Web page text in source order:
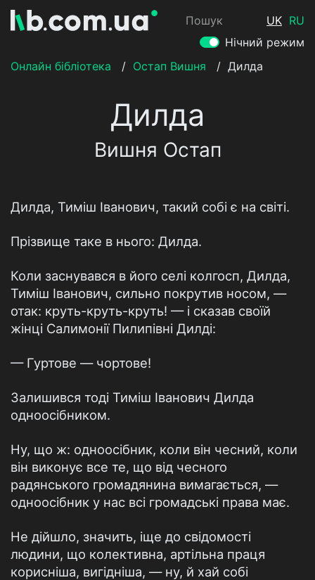
Пошук UK RU
Нічний режим
Онлайн бібліотека
/ Остап Вишня / Дилда
Дилда
Вишня Остап
Дилда, Тимiш Iванович, такий собi є на свiтi.
Прiзвище таке в нього: Дилда.
Коли заснувався в його селi колгосп, Дилда,
Тимiш Iванович, сильно покрутив носом, —
отак: круть-круть-круть! — i сказав своїй
жiнцi Салимонiї Пилипiвнi Дилдi:
— Гуртове — чортове!
Залишився тодi Тимiш Iванович Дилда
одноосiбником.
Ну, що ж: одноосiбник, коли вiн чесний, коли
вiн виконує все те, що вiд чесного
радянського громадянина вимагається, —
одноосiбник у нас всi громадськi права має.
Не дiйшло, значить, iще до свiдомостi
людини, що колективна, артiльна праця
кориснiша, вигiднiша, — ну, й хай собi